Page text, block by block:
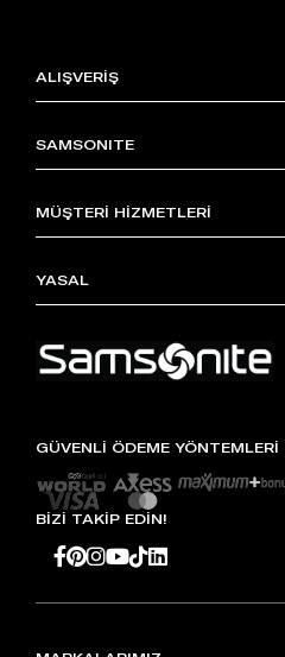
ALIŞVERİŞ
SAMSONITE
MÜŞTERİ HİZMETLERİ
YASAL
GÜVENLİ ÖDEME YÖNTEMLERİ
BİZİ TAKİP EDİN!